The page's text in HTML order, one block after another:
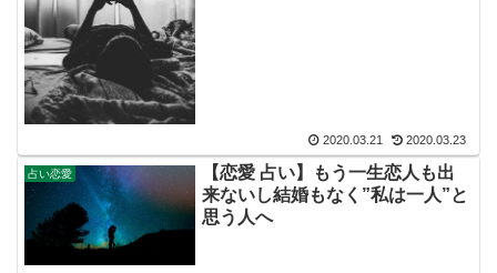
2020.03.21 2020.03.23
占い恋愛
【恋愛 占い】もう一生恋人も出
来ないし結婚もなく”私は一人”と
思う人へ